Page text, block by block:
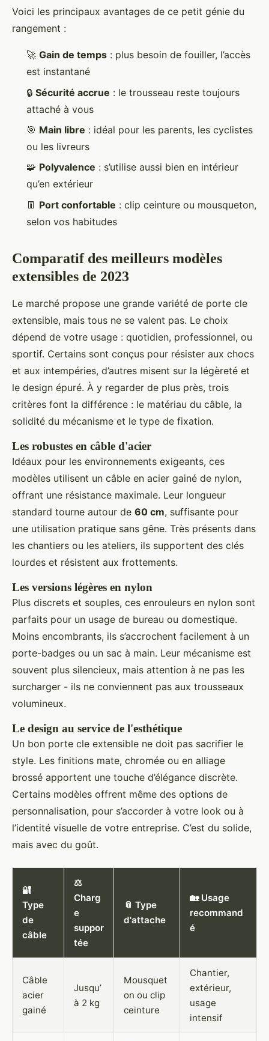
Voici les principaux avantages de ce petit génie du
rangement :
🚀 Gain de temps : plus besoin de fouiller, l’accès
est instantané
🔒 Sécurité accrue : le trousseau reste toujours
attaché à vous
🎯 Main libre : idéal pour les parents, les cyclistes
ou les livreurs
🧩 Polyvalence : s’utilise aussi bien en intérieur
qu’en extérieur
👖 Port confortable : clip ceinture ou mousqueton,
selon vos habitudes
Comparatif des meilleurs modèles
extensibles de 2023
Le marché propose une grande variété de porte cle
extensible, mais tous ne se valent pas. Le choix
dépend de votre usage : quotidien, professionnel, ou
sportif. Certains sont conçus pour résister aux chocs
et aux intempéries, d’autres misent sur la légèreté et
le design épuré. À y regarder de plus près, trois
critères font la différence : le matériau du câble, la
solidité du mécanisme et le type de fixation.
Les robustes en câble d'acier
Idéaux pour les environnements exigeants, ces
modèles utilisent un câble en acier gainé de nylon,
offrant une résistance maximale. Leur longueur
standard tourne autour de 60 cm, suffisante pour
une utilisation pratique sans gêne. Très présents dans
les chantiers ou les ateliers, ils supportent des clés
lourdes et résistent aux frottements.
Les versions légères en nylon
Plus discrets et souples, ces enrouleurs en nylon sont
parfaits pour un usage de bureau ou domestique.
Moins encombrants, ils s’accrochent facilement à un
porte-badges ou un sac à main. Leur mécanisme est
souvent plus silencieux, mais attention à ne pas les
surcharger - ils ne conviennent pas aux trousseaux
volumineux.
Le design au service de l'esthétique
Un bon porte cle extensible ne doit pas sacrifier le
style. Les finitions mate, chromée ou en alliage
brossé apportent une touche d’élégance discrète.
Certains modèles offrent même des options de
personnalisation, pour s’accorder à votre look ou à
l’identité visuelle de votre entreprise. C’est du solide,
mais avec du goût.
🔐
Type
de
câble
⚖️
Charg
e
suppor
tée
📎 Type
d'attache
🏡 Usage
recommand
é
Câble
acier
gainé
Jusqu’
à 2 kg
Mousquet
on ou clip
ceinture
Chantier,
extérieur,
usage
intensif